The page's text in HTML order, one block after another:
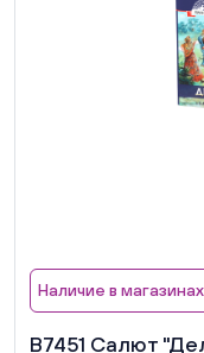
Наличие в магазинах
В7451 Салют